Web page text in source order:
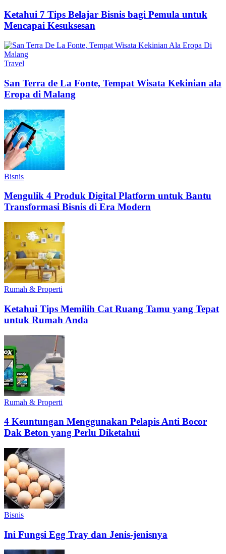
Ketahui 7 Tips Belajar Bisnis bagi Pemula untuk
Mencapai Kesuksesan
Travel
San Terra de La Fonte, Tempat Wisata Kekinian ala
Eropa di Malang
Bisnis
Mengulik 4 Produk Digital Platform untuk Bantu
Transformasi Bisnis di Era Modern
Rumah & Properti
Ketahui Tips Memilih Cat Ruang Tamu yang Tepat
untuk Rumah Anda
Rumah & Properti
4 Keuntungan Menggunakan Pelapis Anti Bocor
Dak Beton yang Perlu Diketahui
Bisnis
Ini Fungsi Egg Tray dan Jenis-jenisnya